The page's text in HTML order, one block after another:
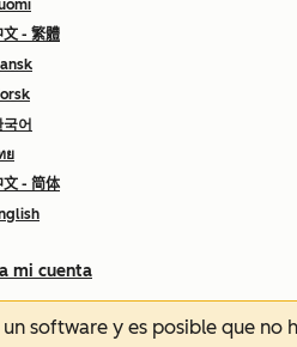
文 - 繁體
국어
ย
文 - 简体
mi cuenta
software y es posible que no